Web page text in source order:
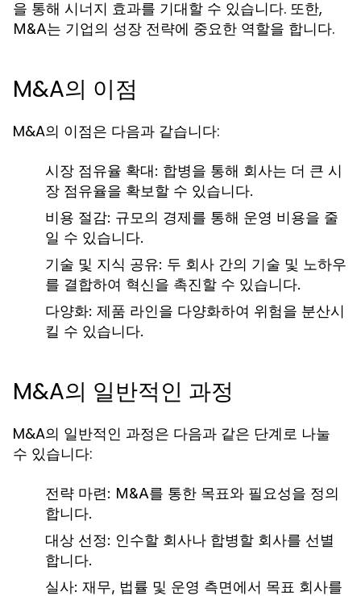
을 통해 시너지 효과를 기대할 수 있습니다. 또한,
M&A는 기업의 성장 전략에 중요한 역할을 합니다.
M&A의 이점
M&A의 이점은 다음과 같습니다:
시장 점유율 확대: 합병을 통해 회사는 더 큰 시
장 점유율을 확보할 수 있습니다.
비용 절감: 규모의 경제를 통해 운영 비용을 줄
일 수 있습니다.
기술 및 지식 공유: 두 회사 간의 기술 및 노하우
를 결합하여 혁신을 촉진할 수 있습니다.
다양화: 제품 라인을 다양화하여 위험을 분산시
킬 수 있습니다.
M&A의 일반적인 과정
M&A의 일반적인 과정은 다음과 같은 단계로 나눌
수 있습니다:
전략 마련: M&A를 통한 목표와 필요성을 정의
합니다.
대상 선정: 인수할 회사나 합병할 회사를 선별
합니다.
실사: 재무, 법률 및 운영 측면에서 목표 회사를